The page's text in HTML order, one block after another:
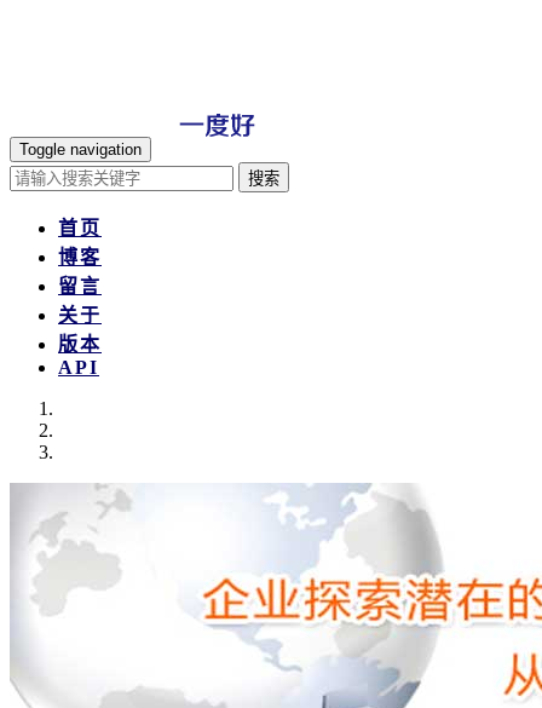
Toggle navigation
搜索
首页
博客
留言
关于
版本
API